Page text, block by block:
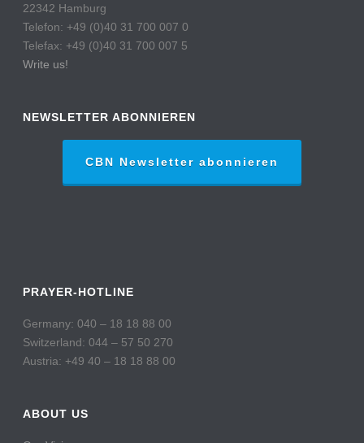
22342 Hamburg
Telefon: +49 (0)40 31 700 007 0
Telefax: +49 (0)40 31 700 007 5
Write us!
NEWSLETTER ABONNIEREN
CBN Newsletter abonnieren
PRAYER-HOTLINE
Germany: 040 – 18 18 88 00
Switzerland: 044 – 57 50 270
Austria: +49 40 – 18 18 88 00
ABOUT US